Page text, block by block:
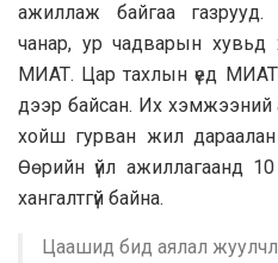
ажиллаж байгаа
чанар, ур чадварын хувьд
МИАТ. Цар тахлын үед
дээр байсан. Их хэмжээний
хойш гурван жил
Өөрийн үйл ажиллагаанд
хангалтгүй байна.
Цаашид бид аялал